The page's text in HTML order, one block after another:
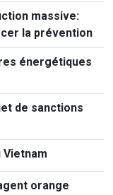
massive:
la prévention
énergétiques
de sanctions
Vietnam
orange